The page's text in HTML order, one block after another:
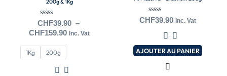
200g & 1Kg
Note
0
sur
CHF39.90 –
CHF159.90 Inc. Vat
1Kg 200g
plusieurs
Les
options
peuvent
être
Note
CHF39.90 Inc. Vat
AJOUTER AU PANIER